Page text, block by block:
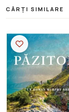
CĂRȚI SIMILARE